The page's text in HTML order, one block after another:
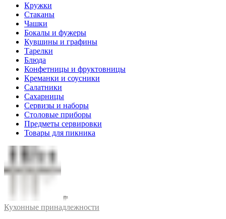
Кружки
Стаканы
Чашки
Бокалы и фужеры
Кувшины и графины
Тарелки
Блюда
Конфетницы и фруктовницы
Креманки и соусники
Салатники
Сахарницы
Сервизы и наборы
Столовые приборы
Предметы сервировки
Товары для пикника
Кухонные принадлежности